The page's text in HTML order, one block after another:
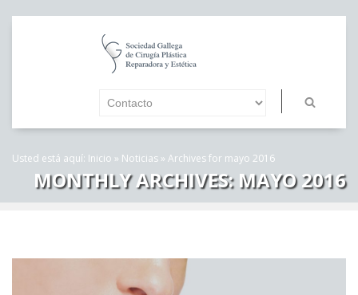
Usted está aquí: Inicio » Noticias » Archives for mayo 2016
MONTHLY ARCHIVES: MAYO 2016